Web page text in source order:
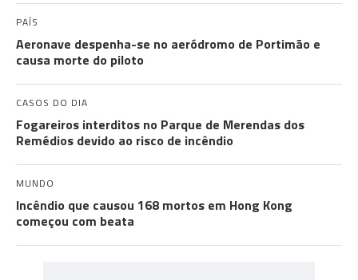
PAÍS
Aeronave despenha-se no aeródromo de Portimão e
causa morte do piloto
CASOS DO DIA
Fogareiros interditos no Parque de Merendas dos
Remédios devido ao risco de incêndio
MUNDO
Incêndio que causou 168 mortos em Hong Kong
começou com beata